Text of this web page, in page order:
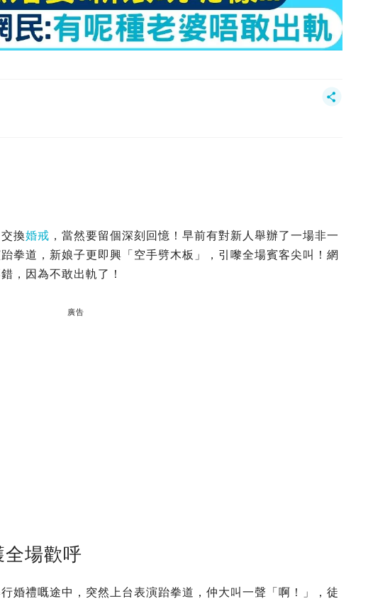
換婚戒 ，當然要留個深刻回憶！早前有對新人舉辦了一場非一
拳道，新娘子更即興「空手劈木板」，引嚟全場賓客尖叫！網
，因為不敢出軌了！
廣告
場歡呼
婚禮嘅途中，突然上台表演跆拳道，仲大叫一聲「啊！」，徒